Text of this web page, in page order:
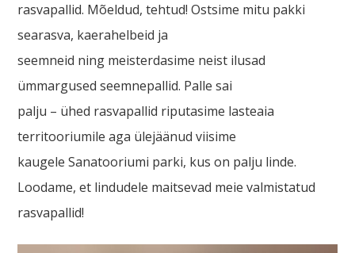
rasvapallid. Mõeldud, tehtud! Ostsime mitu pakki
searasva, kaerahelbeid ja
seemneid ning meisterdasime neist ilusad
ümmargused seemnepallid. Palle sai
palju – ühed rasvapallid riputasime lasteaia
territooriumile aga ülejäänud viisime
kaugele Sanatooriumi parki, kus on palju linde.
Loodame, et lindudele maitsevad meie valmistatud
rasvapallid!